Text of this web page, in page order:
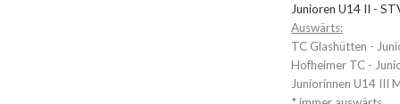
Junioren U14 II -
Auswärts:
TC Glashütten -
Hofheimer TC -
Juniorinnen U14 III